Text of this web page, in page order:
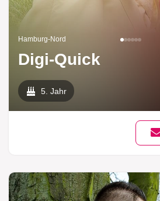
Hamburg-Nord
Digi-Quick
5. Jahr